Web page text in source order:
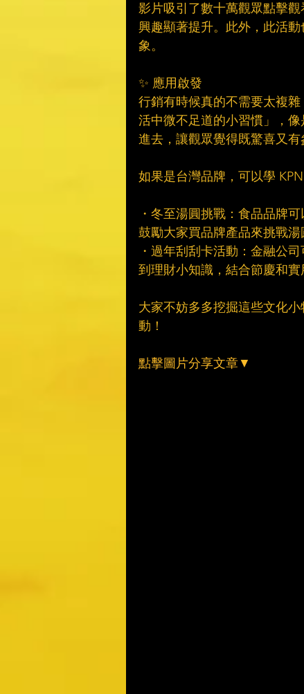
影片吸引了數十萬觀眾點擊
興趣顯著提升。此外，此活
象。
✨ 應用啟發
行銷有時候真的不需要太複
活中微不足道的小習慣」，
進去，讓觀眾覺得既驚喜又有
如果是台灣品牌，可以學
・冬至湯圓挑戰：食品品牌
鼓勵大家買品牌產品來挑戰湯
・過年刮刮卡活動：金融公
到理財小知識，結合節慶和實
大家不妨多多挖掘這些文化
動！
點擊圖片分享文章▼